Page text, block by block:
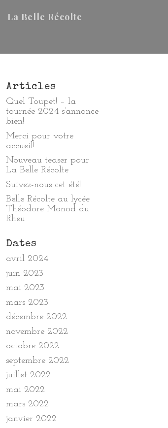
La Belle Récolte
Articles
Quel Toupet! – la
tournée 2024 s’annonce
bien!
Merci pour votre
accueil!
Nouveau teaser pour
La Belle Récolte
Suivez-nous cet été!
Belle Récolte au lycée
Théodore Monod du
Rheu
Dates
avril 2024
juin 2023
mai 2023
mars 2023
décembre 2022
novembre 2022
octobre 2022
septembre 2022
juillet 2022
mai 2022
mars 2022
janvier 2022